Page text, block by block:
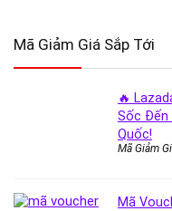
Mã Giảm Giá Sắp Tới
🔥
Sốc Đến
Quốc!
Mã Giảm
Mã